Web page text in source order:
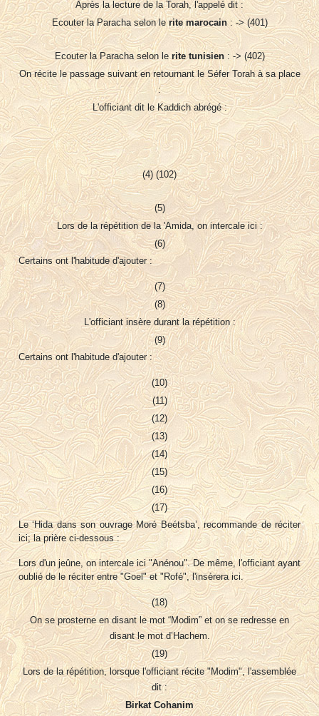
Après la lecture de la Torah, l'appelé dit :
Ecouter la Paracha selon lerite marocain: -> (401)
Ecouter la Paracha selon lerite tunisien: -> (402)
On récite le passage suivant en retournant le Séfer Torah à sa place
:
L'officiant dit le Kaddich abrégé :
(4) (102)
(5)
Lors de la répétition de la 'Amida, on intercale ici :
(6)
Certains ont l'habitude d'ajouter :
(7)
(8)
L'officiant insère durant la répétition :
(9)
Certains ont l'habitude d'ajouter :
(10)
(11)
(12)
(13)
(14)
(15)
(16)
(17)
Le ‘Hida dans son ouvrage Moré Beétsba’, recommande de réciter
ici; la prière ci-dessous :
Lors d'un jeûne, on intercale ici "Anénou". De même, l'officiant ayant
oublié de le réciter entre "Goel" et "Rofé", l'insèrera ici.
(18)
On se prosterne en disant le mot “Modim” et on se redresse en
disant le mot d’Hachem.
(19)
Lors de la répétition, lorsque l'officiant récite "Modim", l'assemblée
dit :
Birkat Cohanim